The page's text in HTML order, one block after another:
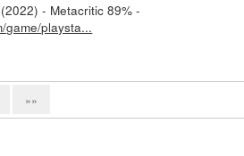
- Metacritic 89% -
game/playsta...
»»